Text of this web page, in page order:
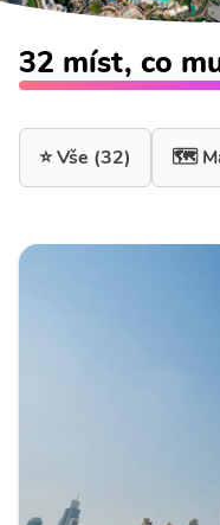
32 míst, co
⭐ Vše (32) 🗺️